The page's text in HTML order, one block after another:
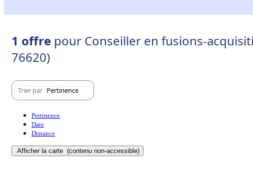
1 offre pour Conseiller en fusions-
76620)
Trier par Pertinence
Pertinence
Date
Distance
Afficher la carte (contenu non-accessible)